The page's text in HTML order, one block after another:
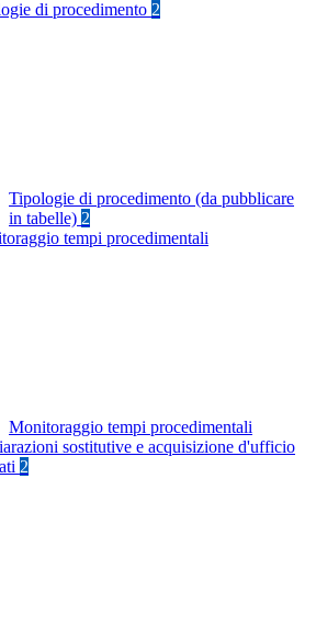
di procedimento 2
Tipologie di procedimento (da pubblicare
in tabelle) 2
tempi procedimentali
Monitoraggio tempi procedimentali
sostitutive e acquisizione d'ufficio
2